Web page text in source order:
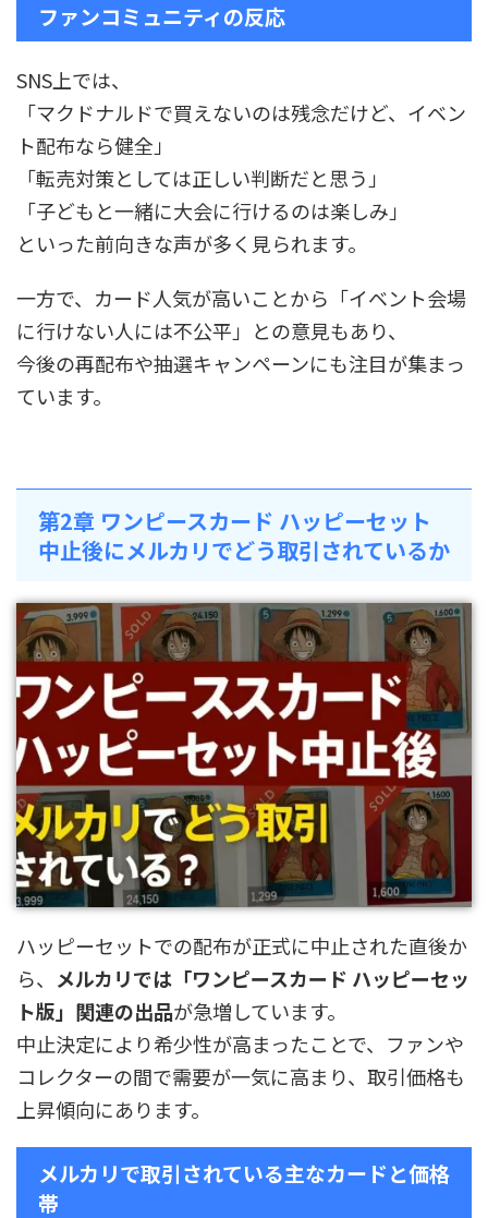
ファンコミュニティの反応
SNS上では、
「マクドナルドで買えないのは残念だけど、イベン
ト配布なら健全」
「転売対策としては正しい判断だと思う」
「子どもと一緒に大会に行けるのは楽しみ」
といった前向きな声が多く見られます。
一方で、カード人気が高いことから「イベント会場
に行けない人には不公平」との意見もあり、
今後の再配布や抽選キャンペーンにも注目が集まっ
ています。
第2章 ワンピースカード ハッピーセット
中止後にメルカリでどう取引されているか
ハッピーセットでの配布が正式に中止された直後か
ら、 メルカリでは「ワンピースカード ハッピーセッ
ト版」関連の出品が急増しています。
中止決定により希少性が高まったことで、ファンや
コレクターの間で需要が一気に高まり、取引価格も
上昇傾向にあります。
メルカリで取引されている主なカードと価格
帯